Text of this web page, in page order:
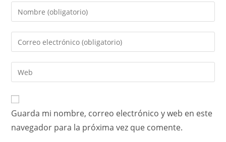
Guarda mi nombre, correo electrónico y web en este
navegador para la próxima vez que comente.